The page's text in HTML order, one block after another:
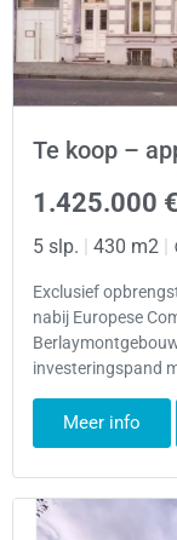
Te koop –
1.425.000 €
5 slp. 430 m2
Exclusief
nabij Europese
investeringspand
Meer info